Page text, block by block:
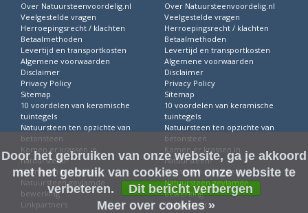
Over Natuursteenvoordelig.nl
Veelgestelde vragen
Herroepingsrecht / klachten
Betaalmethoden
Levertijd en transportkosten
Algemene voorwaarden
Disclaimer
Privacy Policy
Sitemap
10 voordelen van keramische
tuintegels
Natuursteen ten opzichte van
betonsteen
Komen er krassen in
natuursteen?
Granieten tuintegels
Natuursteen gevlamde
bewerking
Linkpartners
Over Natuursteenvoordelig.nl
Veelgestelde vragen
Herroepingsrecht / klachten
Betaalmethoden
Levertijd en transportkosten
Algemene voorwaarden
Disclaimer
Privacy Policy
Sitemap
10 voordelen van keramische
tuintegels
Natuursteen ten opzichte van
betonsteen
Komen er krassen in
natuursteen?
Granieten tuintegels
Natuursteen gevlamde
bewerking
Linkpartners
Door het gebruiken van onze website, ga je akkoord
met het gebruik van cookies om onze website te
verbeteren.
Dit bericht verbergen
Meer over cookies »